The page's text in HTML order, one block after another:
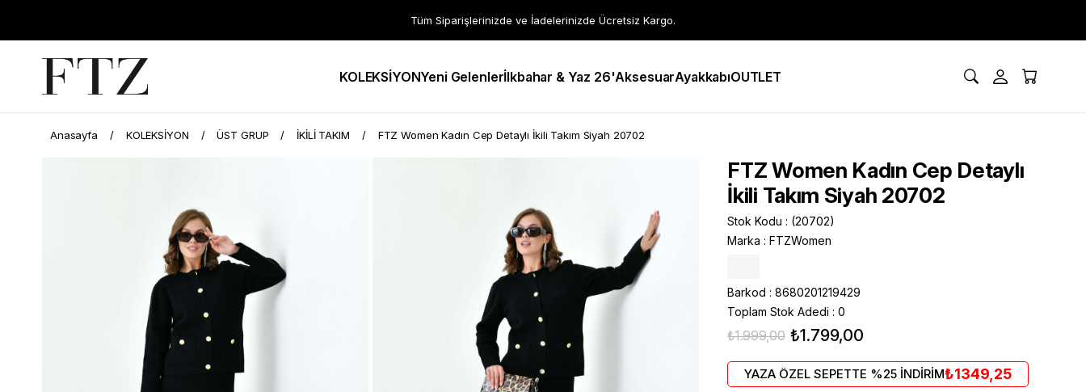
Tüm Siparişlerinizde ve İadelerinizde Ücretsiz Kargo.
KOLEKSİYONYeni Gelenlerİlkbahar & Yaz 26'AksesuarAyakkabıOUTLET
Anasayfa KOLEKSİYON ÜST GRUP İKİLİ TAKIM FTZ Women Kadın Cep Detaylı İkili Takım Siyah 20702
FTZ Women Kadın Cep Detaylı
İkili Takım Siyah 20702
Stok Kodu
(20702)
Marka : FTZWomen
Barkod : 8680201219429
Toplam Stok Adedi : 0
₺1.999,00 ₺1.799,00
YAZA ÖZEL SEPETTE %25 İNDİRİM₺1349,25